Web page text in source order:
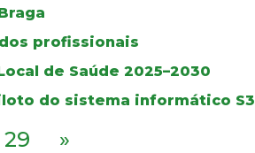
profissionais
de Saúde 2025–2030
do sistema informático S3
29 »